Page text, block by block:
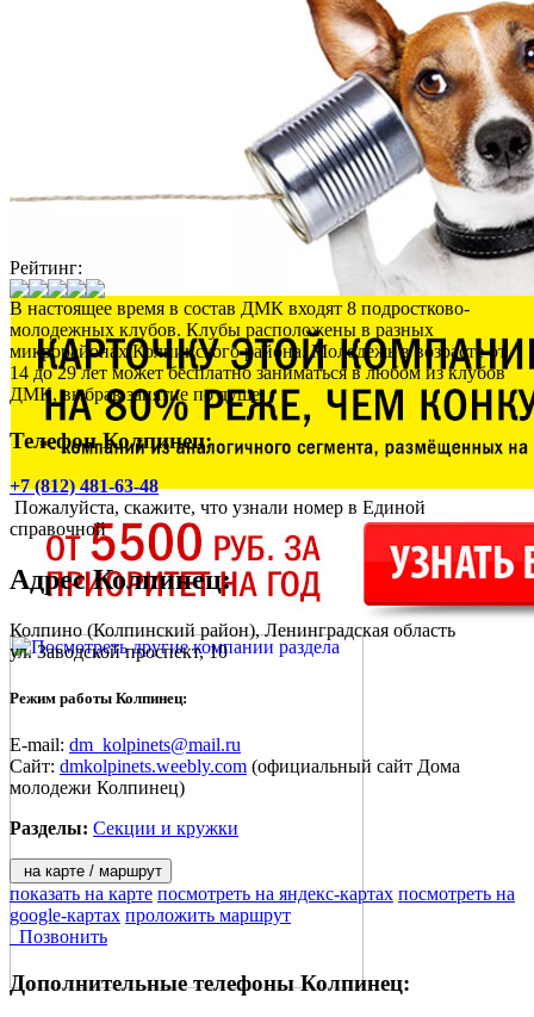
Рейтинг:
В настоящее время в состав ДМК входят 8 подростково-
молодежных клубов. Клубы расположены в разных
микрорайонах Колпинского района. Молодежь в возрасте от
14 до 29 лет может бесплатно заниматься в любом из клубов
ДМК, выбрав занятие по душе.
Телефон Колпинец:
+7 (812) 481-63-48
Пожалуйста, скажите, что узнали номер в Единой
справочной
АдресКолпинец:
Колпино(Колпинский район), Ленинградская область
ул. Заводской проспект, 10
Режим работы Колпинец:
E-mail: dm_kolpinets@mail.ru
Сайт: dmkolpinets.weebly.com (официальный сайт Дома
молодежи Колпинец)
Разделы: Секции и кружки
на карте / маршрут
показать на карте посмотреть на яндекс-картах посмотреть на
google-картах проложить маршрут
Позвонить
Дополнительные телефоныКолпинец: